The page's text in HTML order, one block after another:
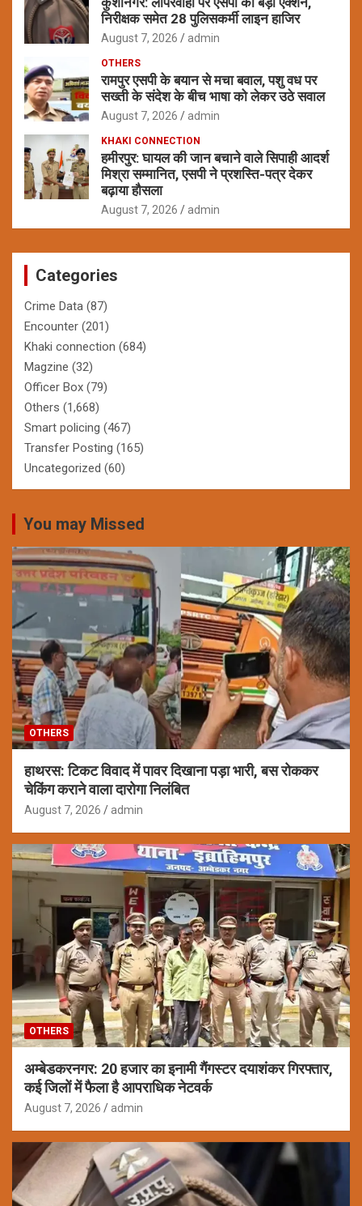
निरीक्षक समेत 28 पुलिसकर्मी लाइन हाजिर
August 7, 2026 admin
OTHERS
रामपुर एसपी के बयान से मचा बवाल, पशु वध पर
सख्ती के संदेश के बीच भाषा को लेकर उठे सवाल
August 7, 2026 admin
KHAKI CONNECTION
हमीरपुर: घायल की जान बचाने वाले सिपाही आदर्श
मिश्रा सम्मानित, एसपी ने प्रशस्ति-पत्र देकर
बढ़ाया हौसला
August 7, 2026 admin
Categories
Crime Data (87)
Encounter (201)
Khaki connection (684)
Magzine (32)
Officer Box (79)
Others (1,668)
Smart policing (467)
Transfer Posting (165)
Uncategorized (60)
You may Missed
OTHERS
हाथरस: टिकट विवाद में पावर दिखाना पड़ा भारी, बस रोककर
चेकिंग कराने वाला दारोगा निलंबित
August 7, 2026 admin
OTHERS
अम्बेडकरनगर: 20 हजार का इनामी गैंगस्टर दयाशंकर गिरफ्तार,
कई जिलों में फैला है आपराधिक नेटवर्क
August 7, 2026 admin